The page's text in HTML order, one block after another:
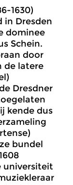
1630)
in Dresden
dominee
Schein.
door
de latere
Dresdner
kende dus
bundel
universiteit